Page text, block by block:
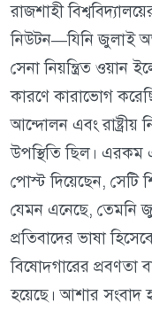
রাজশাহী
নিউটন—যিনি জুলাই
সেনা নিয়ন্ত্রিত ওয়ান
কারণে কারাভোগ
আন্দোলন এবং রাষ্ট্রীয়
উপস্থিতি ছিল।
পোস্ট দিয়েছেন, সেটি
যেমন এনেছে, তেমনি
প্রতিবাদের ভাষা
বিষোদ্গারের প্রবণতা
হয়েছে। আশার